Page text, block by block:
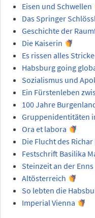
Eisen und Schwellen
Das Springer Schlössl
Geschichte der
Die Kaiserin
Es rissen alles
Habsburg going
Sozialismus und
Ein Fürstenleben
100 Jahre
Gruppenidentitäten
Ora et labora
Die Flucht des
Festschrift Basilika
Steinzeit an der Enns
Altösterreich
So lebten die
Imperial Vienna